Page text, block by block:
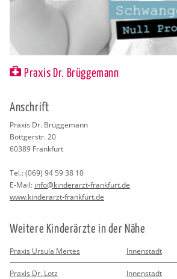
Praxis Dr. Brüggemann
An­schrift
Pra­xis Dr. Brüg­ge­mann
Bött­ger­str. 20
60389 Frank­furt
Tel.:(069) 94 59 38 10
E-Mail: info@​kinderarzt-​frankfurt.​de
www.​kinderarzt-​frankfurt.​de
Wei­te­re Kin­der­ärz­te in der Nähe
Praxis Ursula Mertes Innenstadt
Praxis Dr. Lotz Innenstadt